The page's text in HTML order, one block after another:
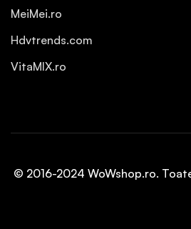
MeiMei.ro
Hdvtrends.com
VitaMIX.ro
© 2016-2024 WoWshop.ro.